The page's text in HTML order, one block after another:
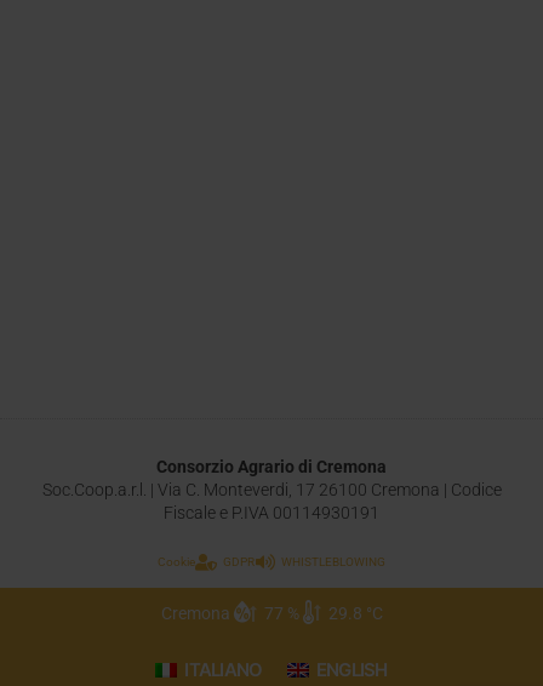
Consorzio Agrario di Cremona
Soc.Coop.a.r.l. | Via C. Monteverdi, 17 26100 Cremona | Codice
Fiscale e P.IVA 00114930191
Cookie GDPR WHISTLEBLOWING
Cremona 77 % 29.8 °C
ITALIANO ENGLISH